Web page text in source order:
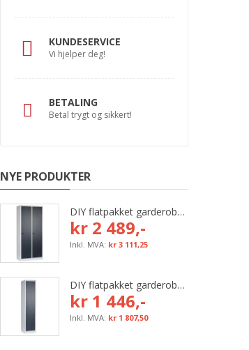
KUNDESERVICE
Vi hjelper deg!
BETALING
Betal trygt og sikkert!
NYE PRODUKTER
DIY flatpakket garderobeskap, 800 mm (2x400 mm = 2 rom)
kr 2 489,-
kr 3 111,25
DIY flatpakket garderobeskap, 400 mm (1x400 mm = 1 rom)
kr 1 446,-
kr 1 807,50